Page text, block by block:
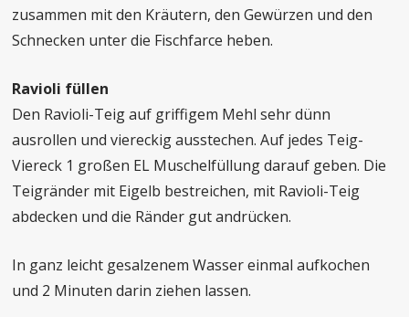
zusammen mit den Kräutern, den Gewürzen und den
Schnecken unter die Fischfarce heben.
Ravioli füllen
Den Ravioli-Teig auf griffigem Mehl sehr dünn
ausrollen und viereckig ausstechen.Auf jedes Teig-
Viereck 1 großen EL Muschelfüllung darauf geben. Die
Teigränder mit Eigelb bestreichen, mit Ravioli-Teig
abdecken und die Ränder gut andrücken.
In ganz leicht gesalzenem Wasser einmal aufkochen
und 2 Minuten darin ziehen lassen.